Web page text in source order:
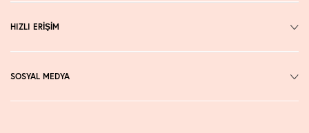
HIZLI ERİŞİM
SOSYAL MEDYA